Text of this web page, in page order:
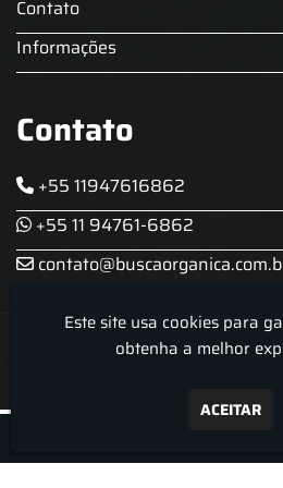
Contato
Informações
Contato
+55 11947616862
+55 11 94761-6862
Roda do Chopp - Aluguel De
Este site usa cookies para
obtenha a melhor
ACEITAR